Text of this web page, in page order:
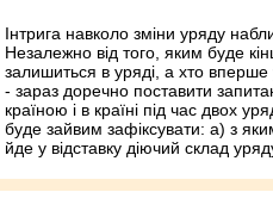
Інтрига навколо зміни уряду
Незалежно від того, яким буде
залишиться в уряді, а хто вперше
- зараз доречно поставити
країною і в країні під час двох
буде зайвим зафіксувати: а) з
йде у відставку діючий склад